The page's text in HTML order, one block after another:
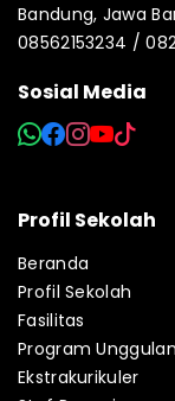
Bandung, Jawa
08562153234 /
Sosial Media
Profil Sekolah
Beranda
Profil Sekolah
Fasilitas
Program Unggulan
Ekstrakurikuler